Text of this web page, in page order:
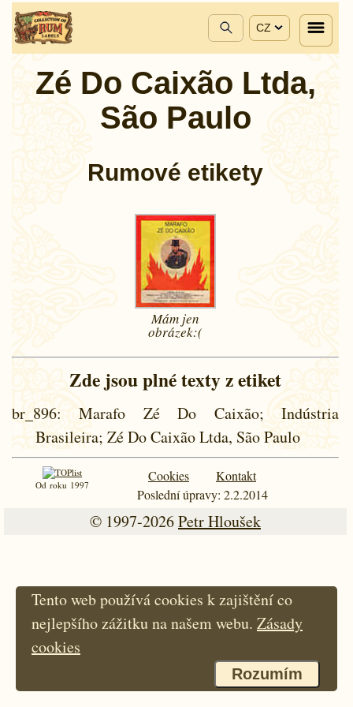
CZ
Zé Do Caixão Ltda,
São Paulo
Rumové etikety
Mám jen
obrázek:(
Zde jsou plné texty z etiket
br_896: Marafo Zé Do Caixão; Indústria
Brasileira; Zé Do Caixão Ltda, São Paulo
Od roku 1997
Cookies
Kontakt
Poslední úpravy: 2.2.2014
© 1997-2026Petr Hloušek
Tento web používá cookies k zajištění co
nejlepšího zážitku na našem webu. Zásady
cookies
Rozumím